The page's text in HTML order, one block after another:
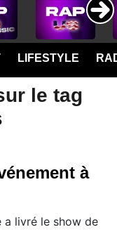
LIFESTYLE
le tag
à
a livré le show de